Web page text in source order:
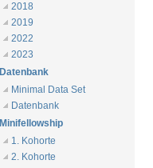
2018
2019
2022
2023
Datenbank
Minimal Data Set
Datenbank
Minifellowship
1. Kohorte
2. Kohorte